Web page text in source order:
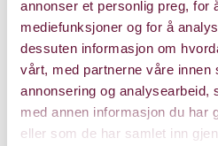
annonser et personlig preg, for
mediefunksjoner og for å
dessuten informasjon om
vårt, med partnerne våre innen
annonsering og analysearbeid,
med annen informasjon du har
eller som de har samlet inn
Det blir mange store
prioriterer hardt og velger
Åpningskonserten onsdag 1.
og London Sinfonietta
Geysir.